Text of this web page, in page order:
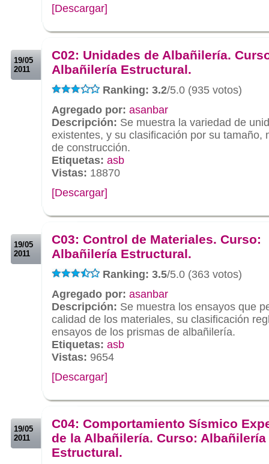
[Descargar]
19/05
2011
C02: Unidades de Albañilería.
Albañilería Estructural.
Ranking: 3.2/5.0 (935 votos)
Agregado por: asanbar
Descripción: Se muestra la variedad de
existentes, y su clasificación por su tamaño,
de construcción.
Etiquetas: asb
Vistas: 18870
[Descargar]
19/05
2011
C03: Control de Materiales. Curso:
Albañilería Estructural.
Ranking: 3.5/5.0 (363 votos)
Agregado por: asanbar
Descripción: Se muestra los ensayos que
calidad de los materiales, su clasificación
ensayos de los prismas de albañilería.
Etiquetas: asb
Vistas: 9654
[Descargar]
19/05
2011
C04: Comportamiento Sísmico
de la Albañilería. Curso: Albañilería
Estructural.